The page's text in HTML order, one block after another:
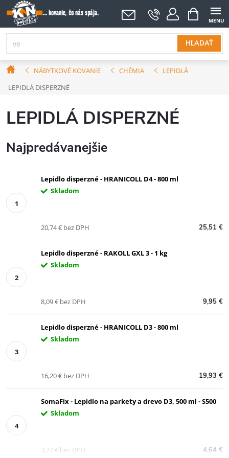
Prejsť
na
obsah
HĽADAŤ
NÁKUPNÝ
KOŠÍK
DomovNÁBYTKOVÉ KOVANIE CHÉMIA
LEPIDLÁ
LEPIDLÁ DISPERZNÉ
LEPIDLÁ DISPERZNÉ
Najpredávanejšie
Lepidlo disperzné - HRANICOLL D4 - 800 ml
Skladom
25,51 €
20,74 € bez DPH
Lepidlo disperzné - RAKOLL GXL 3 - 1 kg
Skladom
9,95 €
8,09 € bez DPH
Lepidlo disperzné - HRANICOLL D3 - 800 ml
Skladom
19,93 €
16,20 € bez DPH
SomaFix - Lepidlo na parkety a drevo D3, 500 ml - S500
Skladom
4,64 €
3,77 € bez DPH